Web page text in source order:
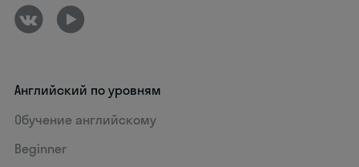
Английский по уровням
Обучение английскому
Beginner